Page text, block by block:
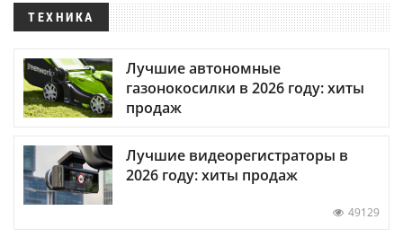
ТЕХНИКА
Лучшие автономные
газонокосилки в 2026 году: хиты
продаж
Лучшие видеорегистраторы в
2026 году: хиты продаж
49129